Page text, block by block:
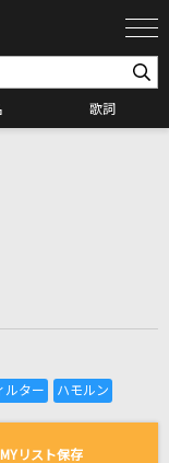
歌詞
の一覧
MYリスト保存